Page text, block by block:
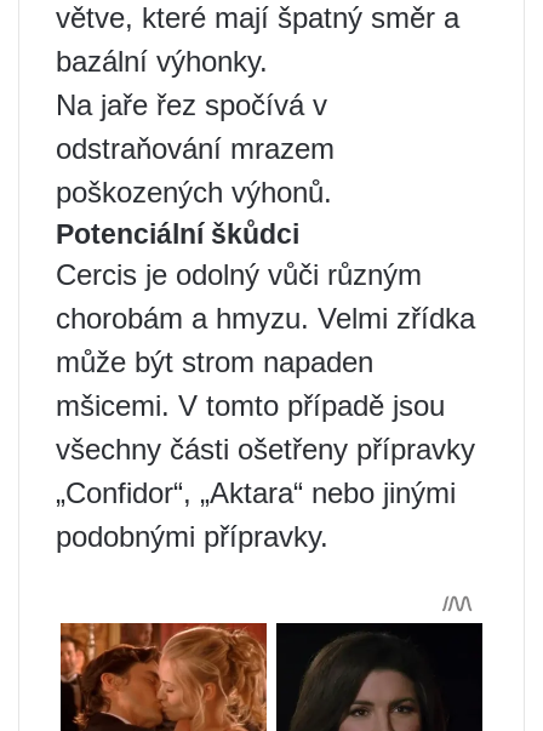
větve, které mají špatný směr a
bazální výhonky.
Na jaře řez spočívá v
odstraňování mrazem
poškozených výhonů.
Potenciální škůdci
Cercis je odolný vůči různým
chorobám a hmyzu. Velmi zřídka
může být strom napaden
mšicemi. V tomto případě jsou
všechny části ošetřeny přípravky
„Confidor“, „Aktara“ nebo jinými
podobnými přípravky.